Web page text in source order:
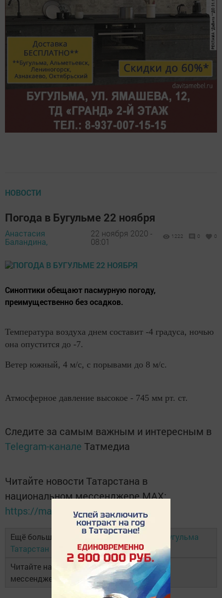
НОВОСТИ
Погода в Бугульме 22 ноября
Анастасия
Баландина,
22 ноября 2020 -
08:01
1222 0 0
Синоптики обещают пасмурную погоду,
преимущественно без осадков.
Температура воздуха днем составит -4 градуса, ночью
она опустится до -7.
Ветер южный, 4 м/с, с порывами до 8 м/с.
Атмосферное давление высокое - 745 мм рт. ст.
Следите за самым важным и интересным в
Telegram-канале Татмедиа
Читайте новости Татарстана в
национальном мессенджере MАХ:
https://max.ru/tatmedia
Ещё больше новостей в Telegram-канале
Бугульма
Татарстан
Читайте наши новости в национальном
мессенджере MAX и в«Дзен»